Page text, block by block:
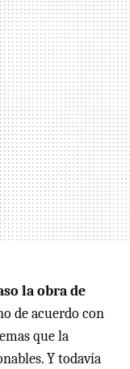
la obra de
de acuerdo con
que la
Y todavía